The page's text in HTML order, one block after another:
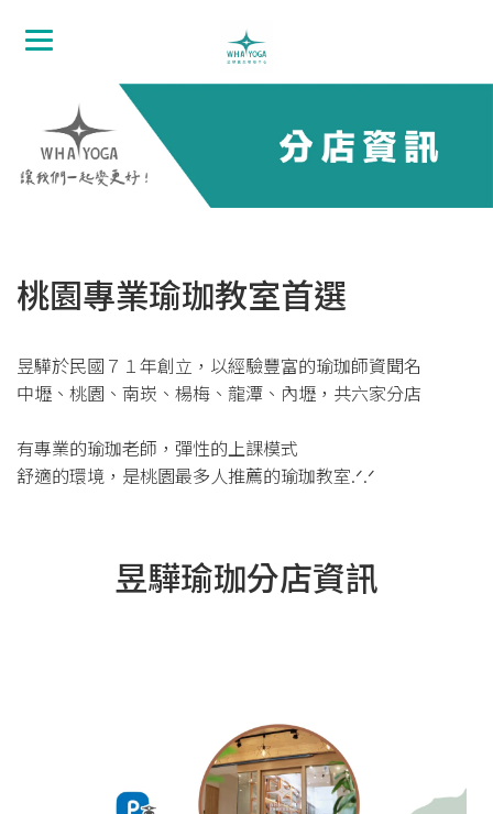
桃園專業瑜珈教室首選
昱驊於民國７１年創立，以經驗豐富的瑜珈師資聞名
中壢、桃園、南崁、楊梅、龍潭、內壢，共六家分店
有專業的瑜珈老師，彈性的上課模式
舒適的環境，是桃園最多人推薦的瑜珈教室.ᐟ.ᐟ
昱驊瑜珈分店資訊